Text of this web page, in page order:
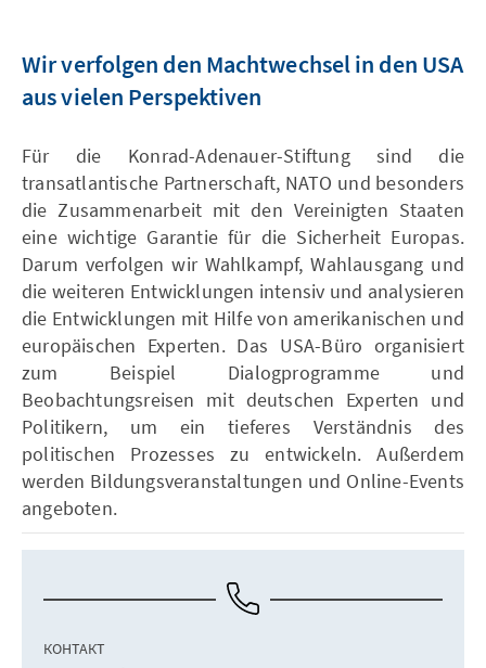
Wir verfolgen den Machtwechsel in den USA
aus vielen Perspektiven
Für die Konrad-Adenauer-Stiftung sind die
transatlantische Partnerschaft, NATO und besonders
die Zusammenarbeit mit den Vereinigten Staaten
eine wichtige Garantie für die Sicherheit Europas.
Darum verfolgen wir Wahlkampf, Wahlausgang und
die weiteren Entwicklungen intensiv und analysieren
die Entwicklungen mit Hilfe von amerikanischen und
europäischen Experten. Das USA-Büro organisiert
zum Beispiel Dialogprogramme und
Beobachtungsreisen mit deutschen Experten und
Politikern, um ein tieferes Verständnis des
politischen Prozesses zu entwickeln. Außerdem
werden Bildungsveranstaltungen und Online-Events
angeboten.
КОНТАКТ